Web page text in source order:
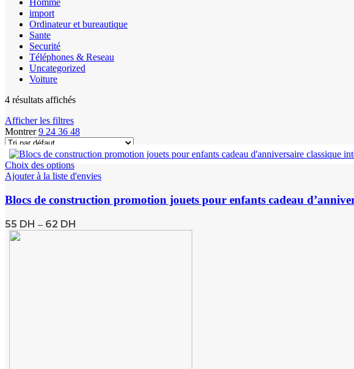
Homme
import
Ordinateur et bureautique
Sante
Securité
Téléphones & Reseau
Uncategorized
Voiture
4 résultats affichés
Afficher les filtres
Montrer9 24 36 48
Choix des options
Ajouter à la liste d'envies
Blocs de construction promotion jouets pour enfants cadeau
55 DH – 62 DH